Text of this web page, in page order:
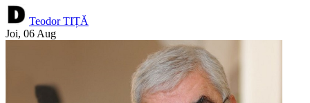
Teodor TIȚĂ
Joi, 06 Aug